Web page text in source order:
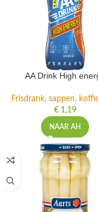
AA Drink High
Frisdrank, sappen,
€1,19
NAAR AH